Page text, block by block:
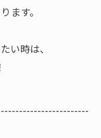
ます。
い時は、